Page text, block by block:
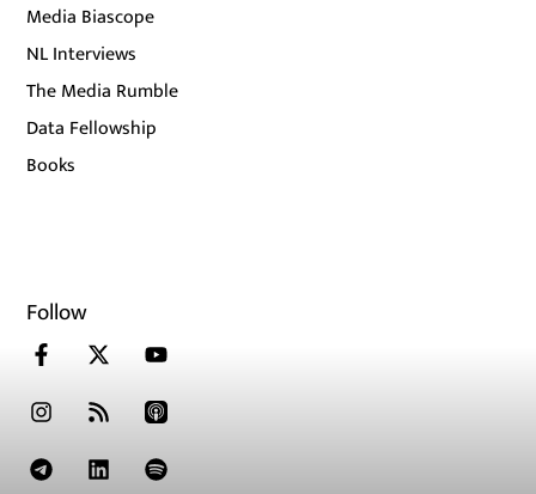
Media Biascope
NL Interviews
The Media Rumble
Data Fellowship
Books
Follow